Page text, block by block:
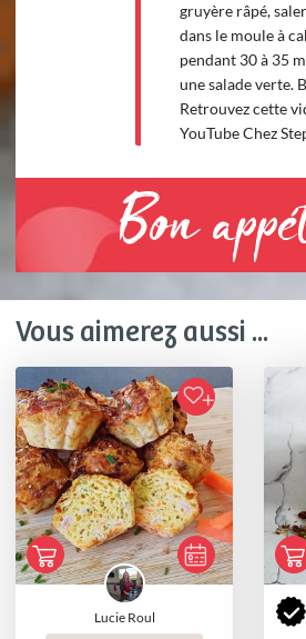
gruyère râpé,
dans le moule à
pendant 30 à 35
une salade verte.
Retrouvez cette
YouTube Chez
Bon
Vous aimerez aussi ...
Lucie Roul